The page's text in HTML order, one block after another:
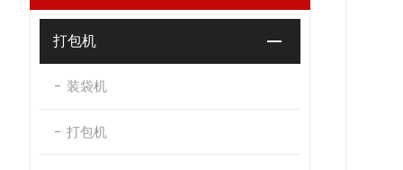
打包机
装袋机
打包机